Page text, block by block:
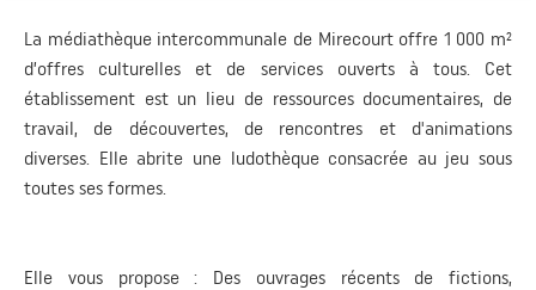
La médiathèque intercommunale de Mirecourt offre 1 000 m²
d’offres culturelles et de services ouverts à tous. Cet
établissement est un lieu de ressources documentaires, de
travail, de découvertes, de rencontres et d'animations
diverses. Elle abrite une ludothèque consacrée au jeu sous
toutes ses formes.
Elle vous propose : Des ouvrages récents de fictions,